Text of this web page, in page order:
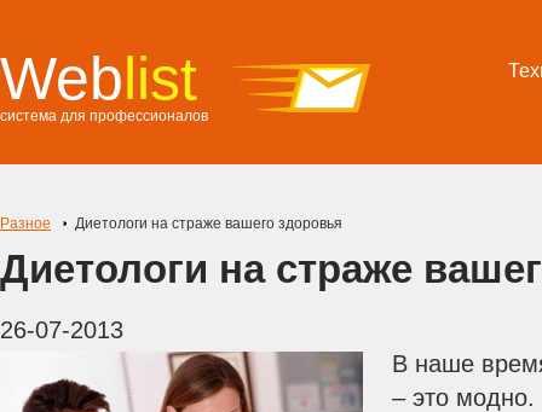
Weblist
система для профессионалов
Разное Диетологи на страже вашего здоровья
Диетологи на страже
26-07-2013
В наше
– это модно.